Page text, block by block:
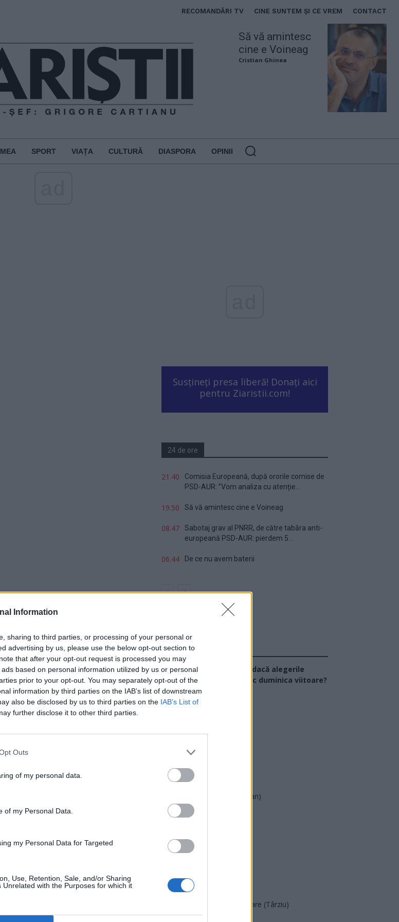
Information
sharing to third parties, or processing of your personal or
advertising by us, please use the below opt-out section to
that after your opt-out request is processed you may
based on personal information utilized by us or personal
prior to your opt-out. You may separately opt-out of the
information by third parties on the IAB’s list of downstream
also be disclosed by us to third parties on the IAB’s List of
further disclose it to other third parties.
Outs
of my personal data.
of my Personal Data.
my Personal Data for Targeted
Use, Retention, Sale, and/or Sharing
with the Purposes for which it
RECOMANDĂRI TV CINE SUNTEM ȘI CE VREM CONTACT
Să vă amintesc
cine e Voineag
Cristian Ghinea
SPORT VIAȚA CULTURĂ DIASPORA OPINII
Susțineți presa liberă! Donați aici
pentru Ziaristii.com!
24 de ore
21.40
Comisia Europeană, după ororile comise de
PSD-AUR: ”Vom analiza cu atenție...
19.50 Să vă amintesc cine e Voineag
08.47
Sabotaj grav al PNRR, de către tabăra anti-
europeană PSD-AUR: pierdem 5...
06.44 De ce nu avem baterii
Sondaj
Ce partid ați vota dacă alegerile
parlamentare ar avea loc duminica viitoare?
USR
PSD
AUR
PMP (Tomac)
Forța Dreptei (L. Orban)
PNȚMM
SENS
PACE (Peia)
Acțiunea Conservatoare (Târziu)